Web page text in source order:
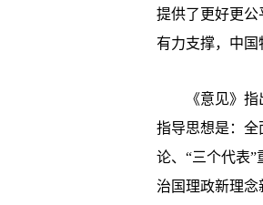
提供了更好更公
有力支撑，中国
《意见》指出
指导思想是：
论、“三个代表
治国理政新理念